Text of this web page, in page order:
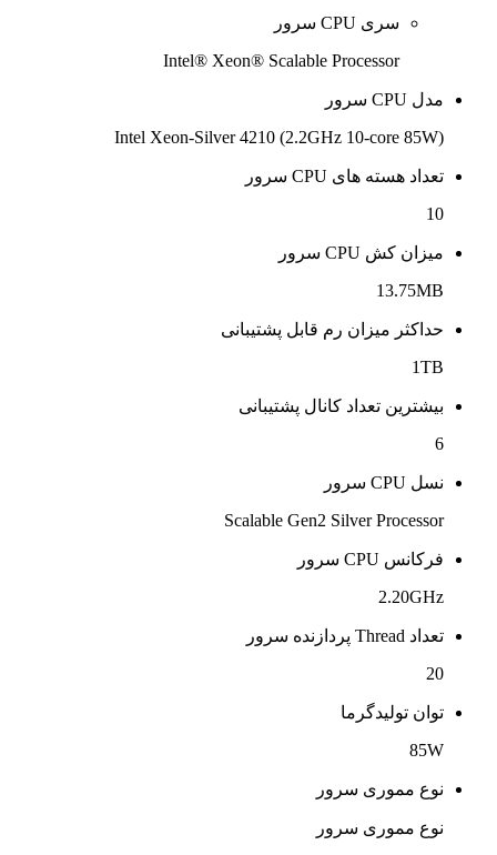
سری CPU سرور
Intel® Xeon® Scalable Processor
مدل CPU سرور
Intel Xeon-Silver 4210 (2.2GHz 10-core 85W)
تعداد هسته های CPU سرور
10
میزان کش CPU سرور
13.75MB
حداکثر میزان رم قابل پشتیبانی
1TB
بیشترین تعداد کانال پشتیبانی
6
نسل CPU سرور
Scalable Gen2 Silver Processor
فرکانس CPU سرور
2.20GHz
تعداد Thread پردازنده سرور
20
توان تولیدگرما
85W
نوع مموری سرور
نوع مموری سرور